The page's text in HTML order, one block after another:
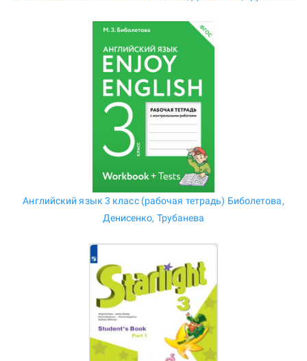
Английский язык 3 класс (рабочая тетрадь) Биболетова,
Денисенко, Трубанева